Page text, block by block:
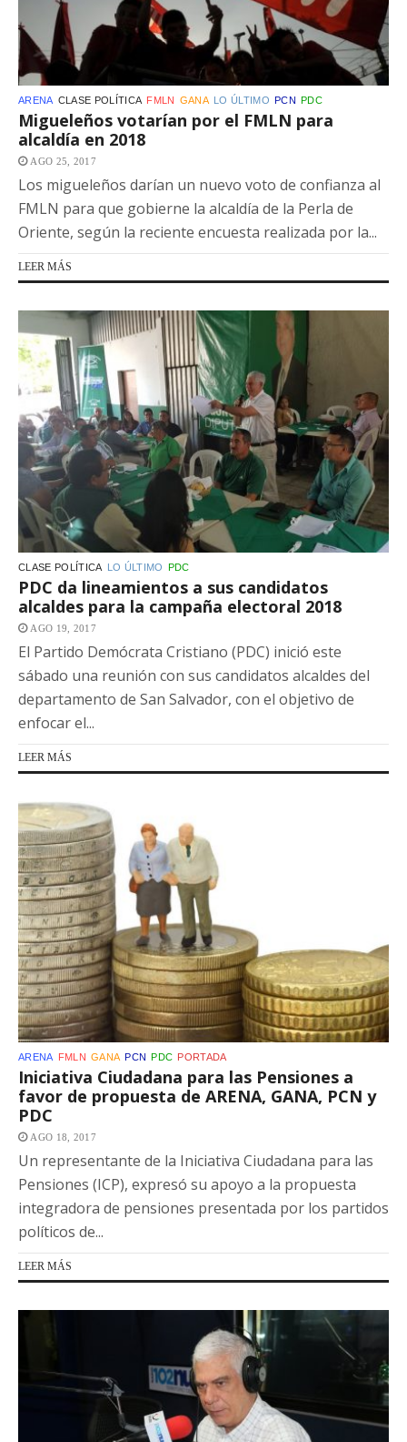
ARENA CLASE POLÍTICA FMLN GANA LO ÚLTIMO PCN PDC
Migueleños votarían por el FMLN para
alcaldía en 2018
AGO 25, 2017
Los migueleños darían un nuevo voto de confianza al
FMLN para que gobierne la alcaldía de la Perla de
Oriente, según la reciente encuesta realizada por la...
LEER MÁS
CLASE POLÍTICA LO ÚLTIMO PDC
PDC da lineamientos a sus candidatos
alcaldes para la campaña electoral 2018
AGO 19, 2017
El Partido Demócrata Cristiano (PDC) inició este
sábado una reunión con sus candidatos alcaldes del
departamento de San Salvador, con el objetivo de
enfocar el...
LEER MÁS
ARENA FMLN GANA PCN PDC PORTADA
Iniciativa Ciudadana para las Pensiones a
favor de propuesta de ARENA, GANA, PCN y
PDC
AGO 18, 2017
Un representante de la Iniciativa Ciudadana para las
Pensiones (ICP), expresó su apoyo a la propuesta
integradora de pensiones presentada por los partidos
políticos de...
LEER MÁS